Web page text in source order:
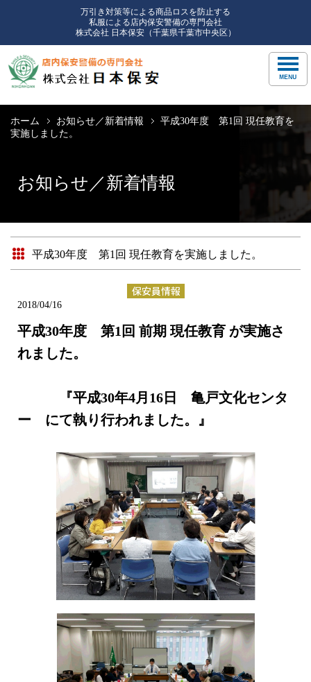
万引き対策等による商品ロスを防止する
私服による店内保安警備の専門会社
株式会社 日本保安（千葉県千葉市中央区）
ホーム お知らせ／新着情報
平成30年度 第1回 現任教育を
実施しました。
お知らせ／新着情報
平成30年度 第1回 現任教育を実施しました。
2018/04/16
平成30年度 第1回 前期 現任教育 が実施さ
れました。
『平成30年4月16日 亀戸文化センタ
ー にて執り行われました。』